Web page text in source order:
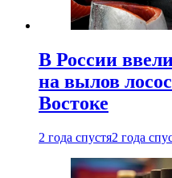
В России
на вылов
Востоке
2 года спустя2 года